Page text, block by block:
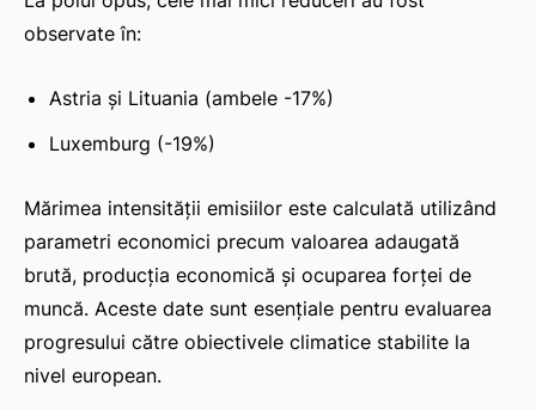
observate în:
Astria și Lituania (ambele -17%)
Luxemburg (-19%)
Mărimea intensității emisiilor este calculată utilizând
parametri economici precum valoarea adaugată
brută, producția economică și ocuparea forței de
muncă. Aceste date sunt esențiale pentru evaluarea
progresului către obiectivele climatice stabilite la
nivel european.